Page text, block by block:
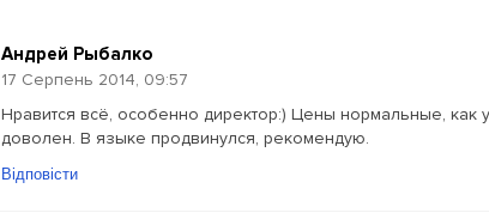
Андрей Рыбалко
17 Серпень 2014, 09:57
Нравится всё, особенно директор:) Цены нормальные, как
доволен. В языке продвинулся, рекомендую.
Відповісти